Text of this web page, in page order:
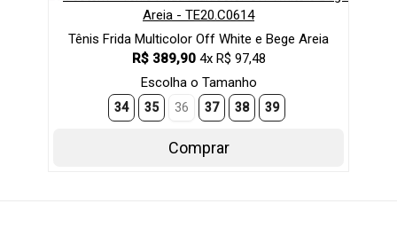
Tênis Frida Multicolor Off White e Bege Areia
R$ 389,90 4x R$ 97,48
Escolha o Tamanho
34 35 36 37 38 39
Comprar